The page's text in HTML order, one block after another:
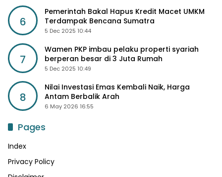
6
Pemerintah Bakal Hapus Kredit Macet UMKM
Terdampak Bencana Sumatra
5 Dec 2025 10:44
7
Wamen PKP imbau pelaku properti syariah
berperan besar di 3 Juta Rumah
5 Dec 2025 10:49
8
Nilai Investasi Emas Kembali Naik, Harga
Antam Berbalik Arah
6 May 2026 16:55
Pages
Index
Privacy Policy